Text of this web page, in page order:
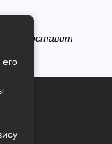
его оставит